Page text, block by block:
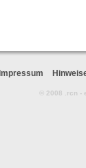
Impressum
© 2008 .rcn